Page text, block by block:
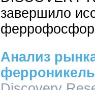
завершило
Анализ